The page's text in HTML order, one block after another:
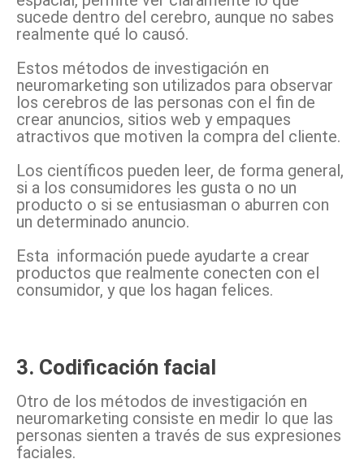
sucede dentro del cerebro, aunque no sabes
realmente qué lo causó.
Estos métodos de investigación en
neuromarketing son utilizados para observar
los cerebros de las personas con el fin de
crear anuncios, sitios web y empaques
atractivos que motiven la compra del cliente.
Los científicos pueden leer, de forma general,
si a los consumidores les gusta o no un
producto o si se entusiasman o aburren con
un determinado anuncio.
Esta información puede ayudarte a crear
productos que realmente conecten con el
consumidor, y que los hagan felices.
3. Codificación facial
Otro de los métodos de investigación en
neuromarketing consiste en medir lo que las
personas sienten a través de sus expresiones
faciales.